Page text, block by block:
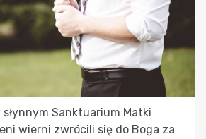
słynnym Sanktuarium Matki
wierni zwrócili się do Boga za